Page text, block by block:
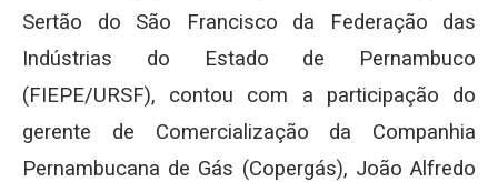
Sertão do São Francisco da Federação das
Indústrias do Estado de Pernambuco
(FIEPE/URSF), contou com a participação do
gerente de Comercialização da Companhia
Pernambucana de Gás (Copergás), João Alfredo